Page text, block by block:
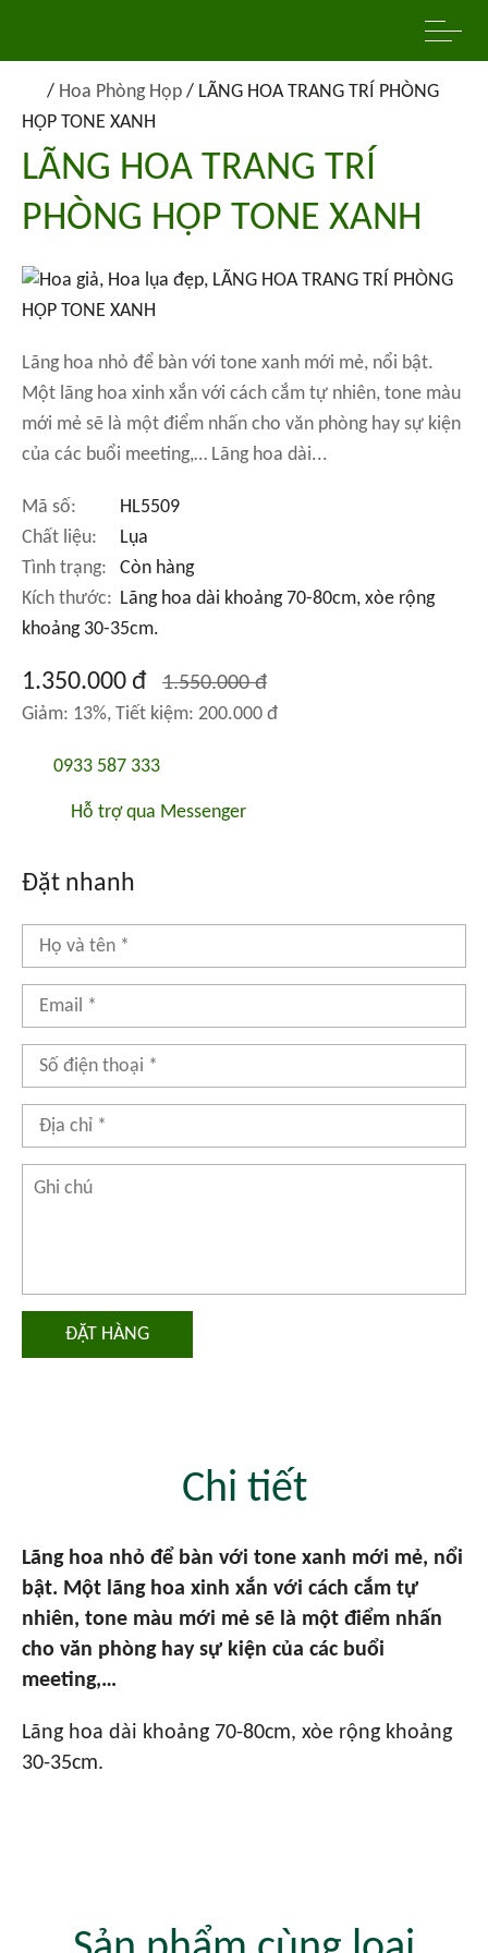
/ Hoa Phòng Họp / LÃNG HOA TRANG TRÍ PHÒNG
HỌP TONE XANH
LÃNG HOA TRANG TRÍ
PHÒNG HỌP TONE XANH
Lãng hoa nhỏ để bàn với tone xanh mới mẻ, nổi bật.
Một lãng hoa xinh xắn với cách cắm tự nhiên, tone màu
mới mẻ sẽ là một điểm nhấn cho văn phòng hay sự kiện
của các buổi meeting,… Lãng hoa dài...
Mã số:
HL5509
Chất liệu:
Lụa
Tình trạng:
Còn hàng
Kích thước: Lãng hoa dài khoảng 70-80cm, xòe rộng
khoảng 30-35cm.
1.350.000 đ 1.550.000 đ
Giảm: 13%, Tiết kiệm: 200.000 đ
0933 587 333
Hỗ trợ qua Messenger
Đặt nhanh
ĐẶT HÀNG
Chi tiết
Lãng hoa nhỏ để bàn với tone xanh mới mẻ, nổi
bật. Một lãng hoa xinh xắn với cách cắm tự
nhiên, tone màu mới mẻ sẽ là một điểm nhấn
cho văn phòng hay sự kiện của các buổi
meeting,…
Lãng hoa dài khoảng 70-80cm, xòe rộng khoảng
30-35cm.